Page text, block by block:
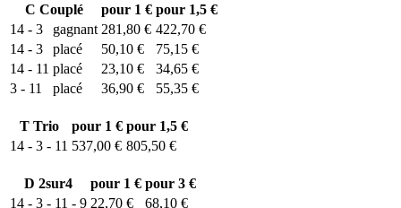
C Couplé pour 1 € pour 1,5 €
14 - 3
gagnant 281,80 € 422,70 €
14 - 3
placé 50,10 €
75,15 €
14 - 11 placé 23,10 €
34,65 €
3 - 11
placé 36,90 € 55,35 €
TTrio pour 1 € pour 1,5 €
14 - 3 - 11 537,00 € 805,50 €
D 2sur4 pour 1 € pour 3 €
14 - 3 - 11 - 9 22,70 € 68,10 €